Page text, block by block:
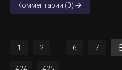
Комментарии (0)
1 2 6 7